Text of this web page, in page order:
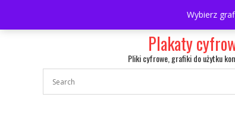
Wybierz
content
Plakaty
Pliki cyfrowe, grafiki do użytku